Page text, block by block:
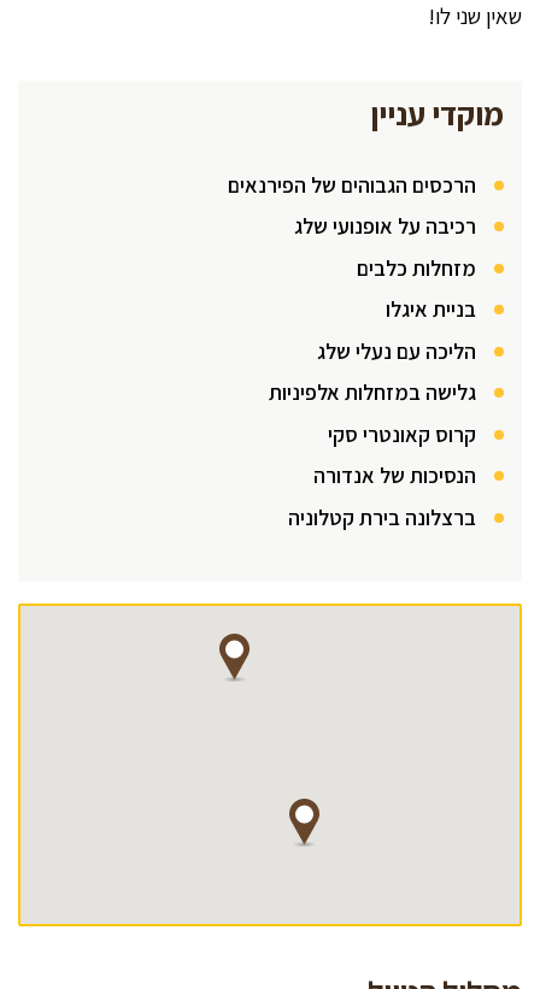
שאין שני לו!
מוקדי עניין
הרכסים הגבוהים של הפירנאים
רכיבה על אופנועי שלג
מזחלות כלבים
בניית איגלו
הליכה עם נעלי שלג
גלישה במזחלות אלפיניות
קרוס קאונטרי סקי
הנסיכות של אנדורה
ברצלונה בירת קטלוניה